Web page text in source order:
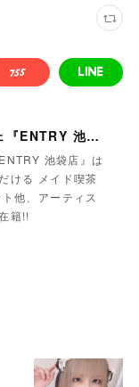
カジュアルメイドカフェ『ENTRY 池袋店』
池袋店』は
ける メイド喫茶
他、アーティス
籍!!